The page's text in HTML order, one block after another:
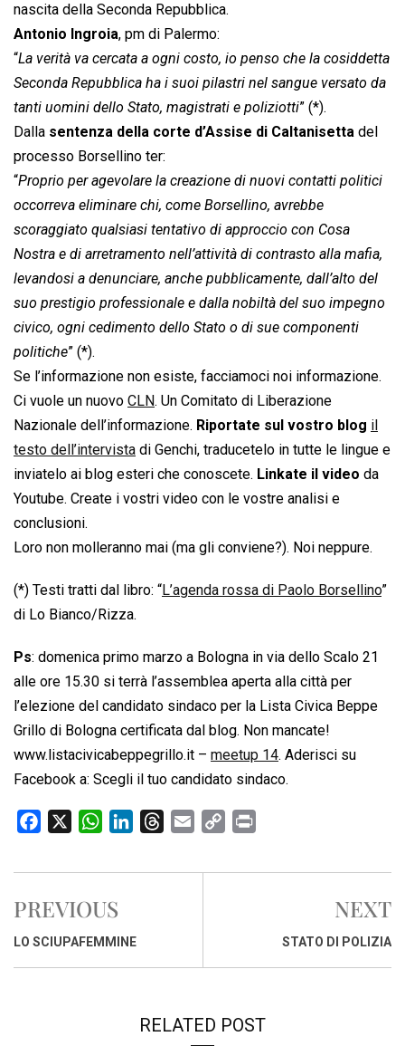
nascita della Seconda Repubblica.
Antonio Ingroia, pm di Palermo:
“La verità va cercata a ogni costo, io penso che la cosiddetta
Seconda Repubblica ha i suoi pilastri nel sangue versato da
tanti uomini dello Stato, magistrati e poliziotti” (*).
Dalla sentenza della corte d’Assise di Caltanisetta del
processo Borsellino ter:
“Proprio per agevolare la creazione di nuovi contatti politici
occorreva eliminare chi, come Borsellino, avrebbe
scoraggiato qualsiasi tentativo di approccio con Cosa
Nostra e di arretramento nell’attività di contrasto alla mafia,
levandosi a denunciare, anche pubblicamente, dall’alto del
suo prestigio professionale e dalla nobiltà del suo impegno
civico, ogni cedimento dello Stato o di sue componenti
politiche” (*).
Se l’informazione non esiste, facciamoci noi informazione.
Ci vuole un nuovo CLN. Un Comitato di Liberazione
Nazionale dell’informazione. Riportate sul vostro blog il
testo dell’intervista di Genchi, traducetelo in tutte le lingue e
inviatelo ai blog esteri che conoscete. Linkate il video da
Youtube. Create i vostri video con le vostre analisi e
conclusioni.
Loro non molleranno mai (ma gli conviene?). Noi neppure.
(*) Testi tratti dal libro: “L’agenda rossa di Paolo Borsellino”
di Lo Bianco/Rizza.
Ps: domenica primo marzo a Bologna in via dello Scalo 21
alle ore 15.30 si terrà l’assemblea aperta alla città per
l’elezione del candidato sindaco per la Lista Civica Beppe
Grillo di Bologna certificata dal blog. Non mancate!
www.listacivicabeppegrillo.it – meetup 14. Aderisci su
Facebook a: Scegli il tuo candidato sindaco.
c
b
o
W
a
s
A
n
d
r
a
p
i
PREVIOUS
LO SCIUPAFEMMINE
NEXT
STATO DI POLIZIA
RELATED POST